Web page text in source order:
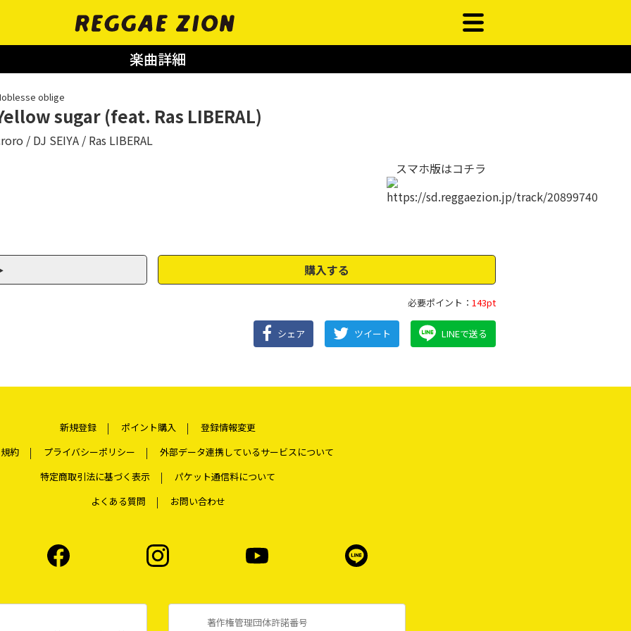
楽曲詳細
oblige
sugar (feat. Ras LIBERAL)
DJ SEIYA
Ras LIBERAL
スマホ版はコチラ
購入する
必要ポイント： 143pt
シェア ツイート LINEで送る
新規登録 ポイント購入
登録情報変更
約
プライバシーポリシー
外部データ連携しているサービスについて
特定商取引法に基づく表示
パケット通信料について
よくある質問
お問い合わせ
著作権管理団体許諾番号